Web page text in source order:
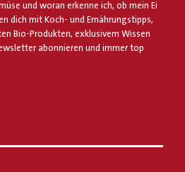
und woran erkenne ich, ob mein Ei
dich mit Koch- und Ernährungstipps,
Bio-Produkten, exklusivem Wissen
abonnieren und immer top